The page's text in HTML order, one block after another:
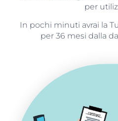
per
In pochi minuti avrai la
per 36 mesi dalla